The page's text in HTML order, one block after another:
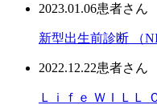
2023.01.06患者さん
新型出生前診断 （
2022.12.22患者さん
Ｌｉｆｅ ＷＩＬＬ